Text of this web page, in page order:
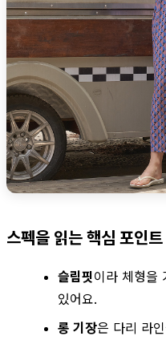
스펙을 읽는 핵심 포인트
슬림핏이라 체형을
있어요.
롱 기장은 다리 라